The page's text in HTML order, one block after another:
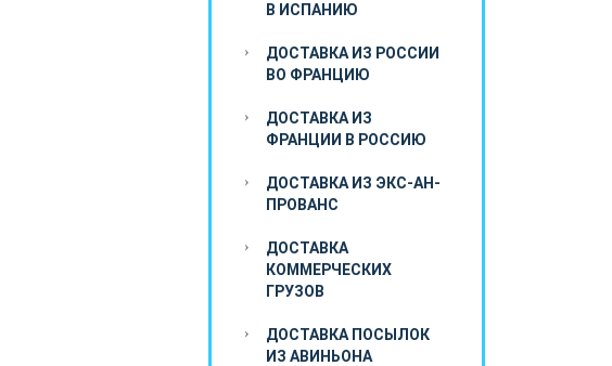
В ИСПАНИЮ
ДОСТАВКА ИЗ РОССИИ
ВО ФРАНЦИЮ
ДОСТАВКА ИЗ
ФРАНЦИИ В РОССИЮ
ДОСТАВКА ИЗ ЭКС-АН-
ПРОВАНС
ДОСТАВКА
КОММЕРЧЕСКИХ
ГРУЗОВ
ДОСТАВКА ПОСЫЛОК
ИЗ АВИНЬОНА